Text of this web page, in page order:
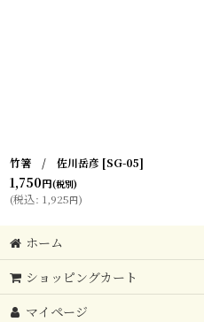
竹箸 / 佐川岳彦 [SG-05]
1,750円(税別)
(税込: 1,925円)
ホーム
ショッピングカート
マイページ